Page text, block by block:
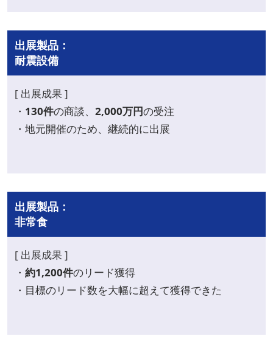
出展製品：
耐震設備
[ 出展成果 ]
・ 130件の商談、 2,000万円の受注
・地元開催のため、継続的に出展
出展製品：
非常食
[ 出展成果 ]
・ 約1,200件のリード獲得
・目標のリード数を大幅に超えて獲得できた